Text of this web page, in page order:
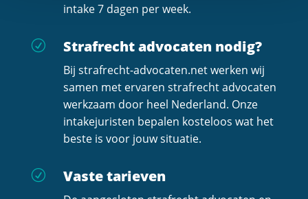
intake 7 dagen per week.
R Strafrecht advocaten nodig?
Bij strafrecht-advocaten.net werken wij
samen met ervaren strafrecht advocaten
werkzaam door heel Nederland. Onze
intakejuristen bepalen kosteloos wat het
beste is voor jouw situatie.
R Vaste tarieven